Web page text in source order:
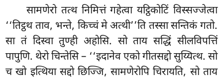
सामणेरो तत्थ निमित्तं गहेत्वा यट्ठिकोटिं विस्सज्जेत्वा
‘‘तिट्ठथ ताव, भन्ते, किच्चं मे अत्थी’’ति तस्सा सन्तिकंगतो.
सा तं दिस्वा तुण्ही अहोसि. सो ताय सद्धिं सीलविपत्तिं
पापुणि. थेरो चिन्तेसि – ‘‘इदानेव एको गीतसद्दो सुय्यित्थ. सो
च खो इत्थिया सद्दो छिज्जि, सामणेरोपि चिरायति, सो ताय